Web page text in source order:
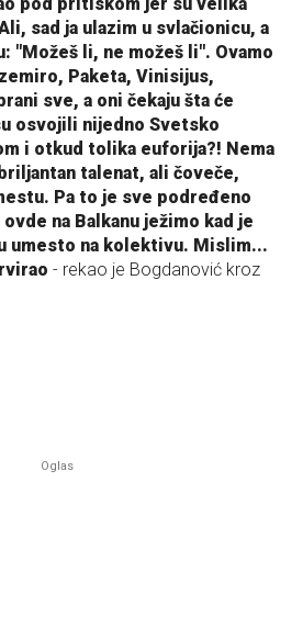
sad ja ulazim u svlačionicu, a
"Možeš li, ne možeš li". Ovamo
Paketa, Vinisijus,
sve, a oni čekaju šta će
osvojili nijedno Svetsko
i otkud tolika euforija?! Nema
talenat, ali čoveče,
Pa to je sve podređeno
na Balkanu ježimo kad je
umesto na kolektivu. Mislim...
- rekao je Bogdanović kroz